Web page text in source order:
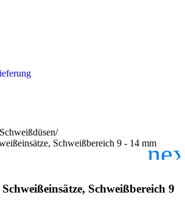
Schweißdüsen/
Schweißbereich 9 - 14 mm
Schweißbereich 9